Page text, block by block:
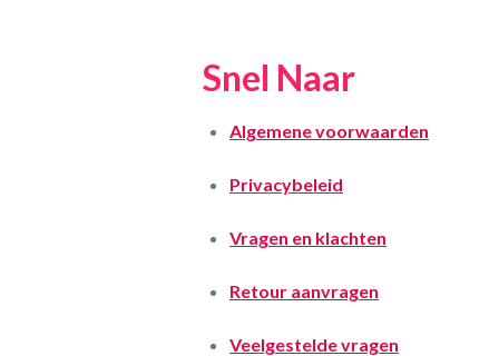
Snel Naar
Algemene voorwaarden
Privacybeleid
Vragen en klachten
Retour aanvragen
Veelgestelde vragen